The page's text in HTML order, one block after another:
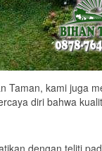
Taman, kami juga
diri bahwa
dengan teliti